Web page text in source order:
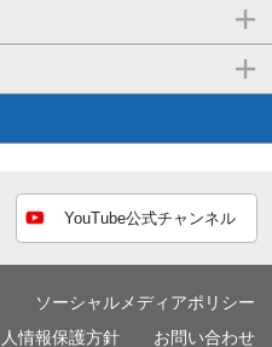
YouTube公式チャンネル
ソーシャルメディアポリシー
情報保護方針 お問い合わせ